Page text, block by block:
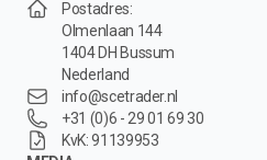
Postadres:
Olmenlaan 144
1404 DH Bussum
Nederland
info@scetrader.nl
+31 (0)6 - 29 01 69 30
KvK: 91139953